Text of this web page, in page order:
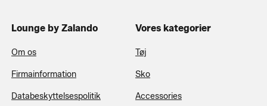
Lounge by Zalando
Om os
Firmainformation
Databeskyttelsespolitik
Vores kategorier
Tøj
Sko
Accessories